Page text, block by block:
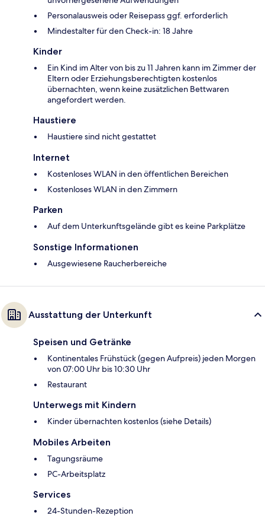
Personalausweis oder Reisepass ggf. erforderlich
Mindestalter für den Check-in: 18 Jahre
Kinder
Ein Kind im Alter von bis zu 11 Jahren kann im Zimmer der
Eltern oder Erziehungsberechtigten kostenlos
übernachten, wenn keine zusätzlichen Bettwaren
angefordert werden.
Haustiere
Haustiere sind nicht gestattet
Internet
Kostenloses WLAN in den öffentlichen Bereichen
Kostenloses WLAN in den Zimmern
Parken
Auf dem Unterkunftsgelände gibt es keine Parkplätze
Sonstige Informationen
Ausgewiesene Raucherbereiche
Ausstattung der Unterkunft
Speisen und Getränke
Kontinentales Frühstück (gegen Aufpreis) jeden Morgen
von 07:00 Uhr bis 10:30 Uhr
Restaurant
Unterwegs mit Kindern
Kinder übernachten kostenlos (siehe Details)
Mobiles Arbeiten
Tagungsräume
PC-Arbeitsplatz
Services
24-Stunden-Rezeption